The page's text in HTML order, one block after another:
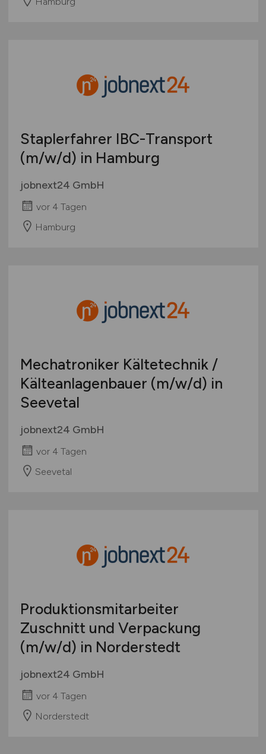
Staplerfahrer IBC-Transport
(m/w/d) in Hamburg
jobnext24 GmbH
vor 4 Tagen
Hamburg
Mechatroniker Kältetechnik /
Kälteanlagenbauer (m/w/d) in
Seevetal
jobnext24 GmbH
vor 4 Tagen
Seevetal
Produktionsmitarbeiter
Zuschnitt und Verpackung
(m/w/d) in Norderstedt
jobnext24 GmbH
vor 4 Tagen
Norderstedt